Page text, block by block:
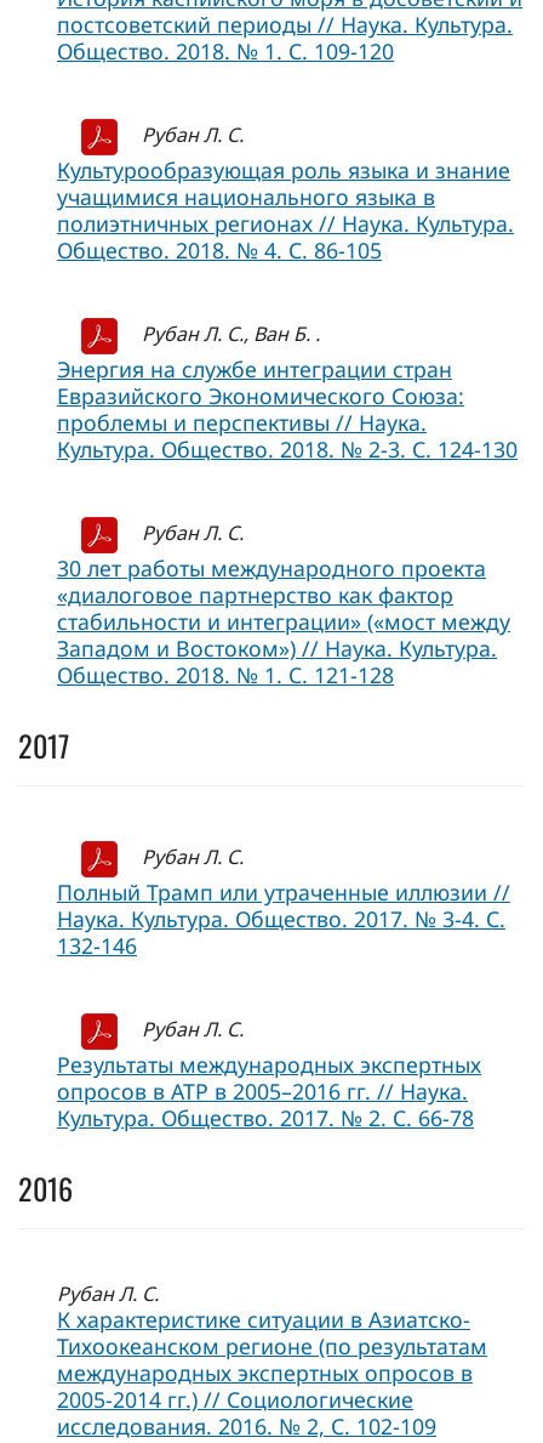
постсоветский периоды // Наука. Культура.
Общество. 2018. № 1. С. 109-120
Рубан Л. С.
Культурообразующая роль языка и знание
учащимися национального языка в
полиэтничных регионах // Наука. Культура.
Общество. 2018. № 4. С. 86-105
Рубан Л. С., Ван Б. .
Энергия на службе интеграции стран
Евразийского Экономического Союза:
проблемы и перспективы // Наука.
Культура. Общество. 2018. № 2-3. С. 124-130
Рубан Л. С.
30 лет работы международного проекта
«диалоговое партнерство как фактор
стабильности и интеграции» («мост между
Западом и Востоком») // Наука. Культура.
Общество. 2018. № 1. С. 121-128
2017
Рубан Л. С.
Полный Трамп или утраченные иллюзии //
Наука. Культура. Общество. 2017. № 3-4. С.
132-146
Рубан Л. С.
Результаты международных экспертных
опросов в АТР в 2005–2016 гг. // Наука.
Культура. Общество. 2017. № 2. С. 66-78
2016
Рубан Л. С.
К характеристике ситуации в Азиатско-
Тихоокеанском регионе (по результатам
международных экспертных опросов в
2005-2014 гг.) // Социологические
исследования. 2016. № 2, C. 102-109